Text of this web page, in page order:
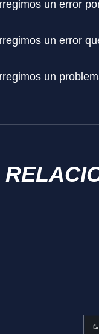
un error
un error
un